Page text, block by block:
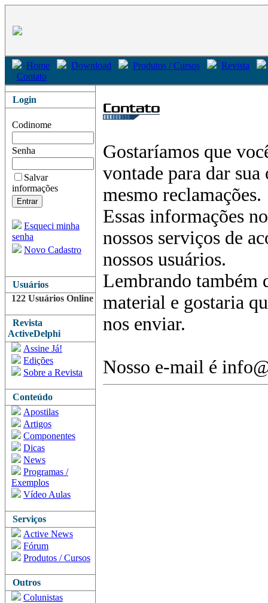
Home Download Produtos / Cursos
Revista
Contato
Login
Codinome
Senha
Salvar
informações
Esqueci minha
senha
Novo Cadastro
Usuários
122 Usuários Online
Revista
ActiveDelphi
Assine Já!
Edições
Sobre a Revista
Conteúdo
Apostilas
Artigos
Componentes
Dicas
News
Programas /
Exemplos
Vídeo Aulas
Serviços
Active News
Fórum
Produtos / Cursos
Outros
Colunistas
Gostaríamos que
vontade para dar
mesmo reclamações.
Essas informações
nossos serviços de
nossos usuários.
Lembrando também
material e gostaria
nos enviar.
Nosso e-mail é